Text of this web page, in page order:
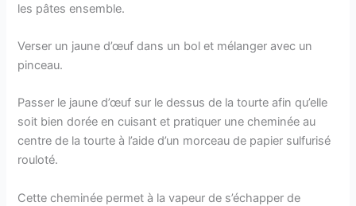
les pâtes ensemble.
Verser un jaune d’œuf dans un bol et mélanger avec un
pinceau.
Passer le jaune d’œuf sur le dessus de la tourte afin qu’elle
soit bien dorée en cuisant et pratiquer une cheminée au
centre de la tourte à l’aide d’un morceau de papier sulfurisé
rouloté.
Cette cheminée permet à la vapeur de s’échapper de